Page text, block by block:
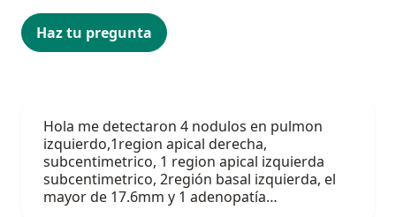
Haz tu pregunta
Hola me detectaron 4 nodulos en pulmon
izquierdo,1region apical derecha,
subcentimetrico, 1 region apical izquierda
subcentimetrico, 2región basal izquierda, el
mayor de 17.6mm y 1 adenopatía…